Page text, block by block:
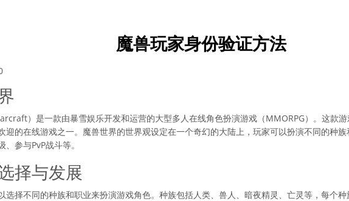
魔兽玩家身份验证方法
）是一款由暴雪娱乐开发和运营的大型多人在线角色扮演游戏（MMORPG）。这款
迎的在线游戏之一。魔兽世界的世界观设定在一个奇幻的大陆上，玩家可以扮演不同的种
参与PvP战斗等。
择与发展
选择不同的种族和职业来扮演游戏角色。种族包括人类、兽人、暗夜精灵、亡灵等，每个